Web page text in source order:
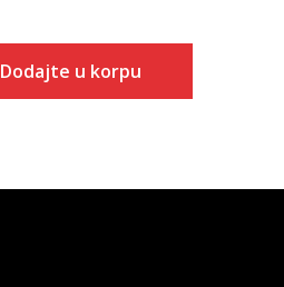
Dodajte u korpu